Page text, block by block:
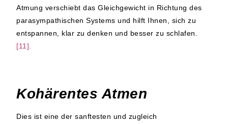
Atmung verschiebt das Gleichgewicht in Richtung des
parasympathischen Systems und hilft Ihnen, sich zu
entspannen, klar zu denken und besser zu schlafen.
[11].
Kohärentes Atmen
Dies ist eine der sanftesten und zugleich